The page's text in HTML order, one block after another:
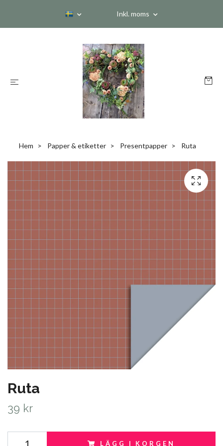
Inkl. moms
Hem Papper & etiketter Presentpapper Ruta
Ruta
39 kr
LÄGG I KORGEN